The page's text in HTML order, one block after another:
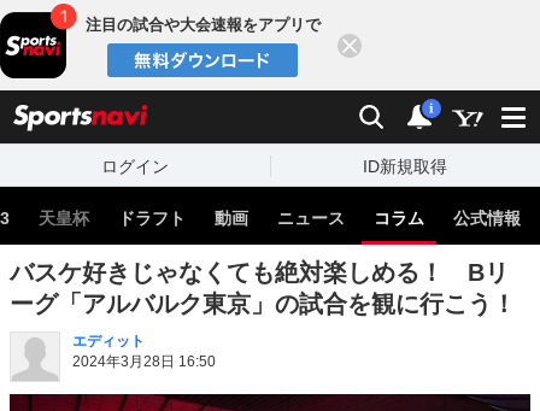
注目の試合や大会速報をアプリで
検索 通知
i
ログイン ID新規取得
天皇杯 ドラフト 動画 ニュース コラム 公式情報
バスケ好きじゃなくても絶対楽しめる！ Bリ
ーグ「アルバルク東京」の試合を観に行こう！
エディット
2024年3月28日 16:50